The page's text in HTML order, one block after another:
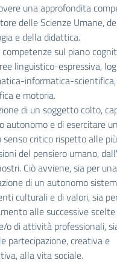
una approfondita
delle Scienze Umane,
e della didattica.
competenze sul piano
linguistico-espressiva,
informatica-
e motoria.
di un soggetto colto,
autonomo e di esercitare un
senso critico rispetto alle
del pensiero umano,
Ciò avviene, sia per
di un autonomo
culturali e di valori, sia
alle successive
o di attività professionali,
partecipazione, creativa e
alla vita sociale.